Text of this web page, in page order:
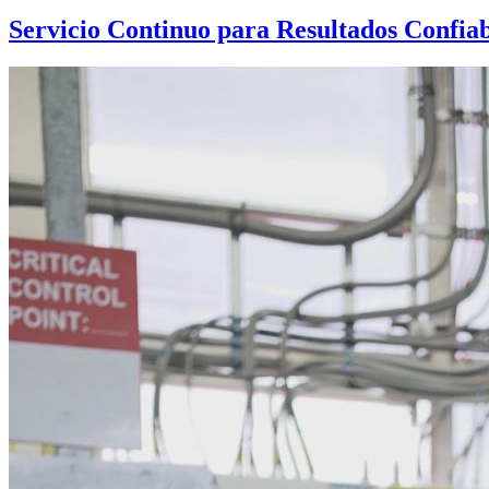
Servicio Continuo para Resultados